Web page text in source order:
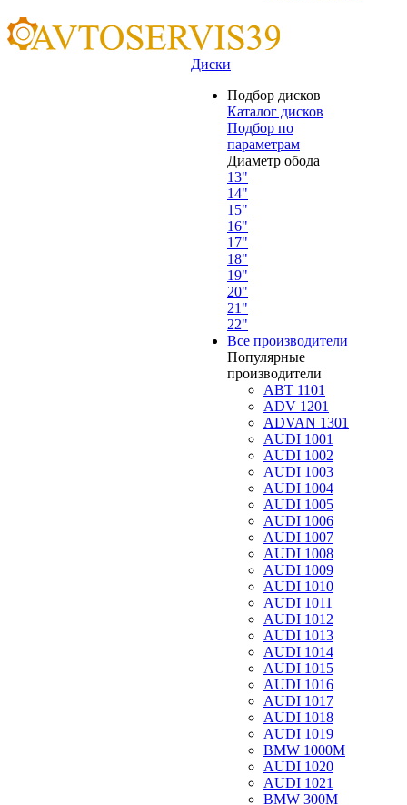
Диски
Подбор дисков
Каталог дисков
Подбор по
параметрам
Диаметр обода
13"
14"
15"
16"
17"
18"
19"
20"
21"
22"
Все производители
Популярные
производители
ABT 1101
ADV 1201
ADVAN 1301
AUDI 1001
AUDI 1002
AUDI 1003
AUDI 1004
AUDI 1005
AUDI 1006
AUDI 1007
AUDI 1008
AUDI 1009
AUDI 1010
AUDI 1011
AUDI 1012
AUDI 1013
AUDI 1014
AUDI 1015
AUDI 1016
AUDI 1017
AUDI 1018
AUDI 1019
BMW 1000M
AUDI 1020
AUDI 1021
BMW 300M